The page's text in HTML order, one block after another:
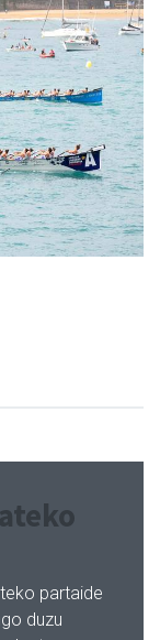
partaide
duzu